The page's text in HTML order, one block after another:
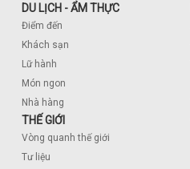
DU LỊCH - ẨM THỰC
Điểm đến
Khách sạn
Lữ hành
Món ngon
Nhà hàng
THẾ GIỚI
Vòng quanh thế giới
Tư liệu